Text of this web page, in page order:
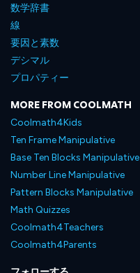
数学辞書
線
要因と素数
デシマル
プロパティー
MORE FROM COOLMATH
Coolmath4Kids
Ten Frame Manipulative
Base Ten Blocks Manipulative
Number Line Manipulative
Pattern Blocks Manipulative
Math Quizzes
Coolmath4Teachers
Coolmath4Parents